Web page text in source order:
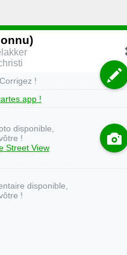
!
!
disponible,
!
Street View
disponible,
!